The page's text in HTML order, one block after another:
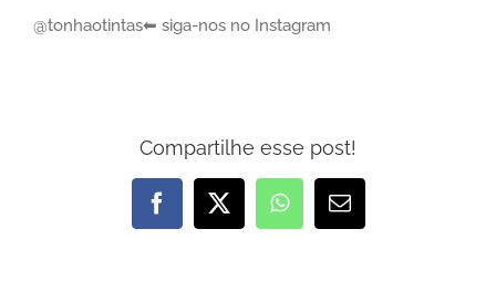
@tonhaotintas⬅ siga-nos no Instagram
Compartilhe esse post!
Facebook
X WhatsApp
E-
mail